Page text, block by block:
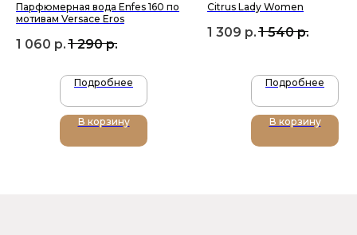
Парфюмерная вода Enfes 160 по
мотивам Versace Eros
1 060 р. 1 290 р.
Подробнее
В корзину
Citrus Lady Women
1 309 р. 1 540 р.
Подробнее
В корзину
zakaz@uso-shop.ru
+7 (905) 761-40-03